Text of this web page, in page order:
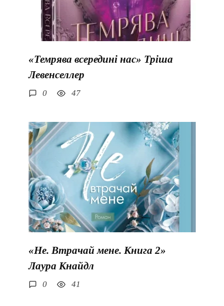
«Темрява всередині нас» Тріша
Левенселлер
0 47
«Не. Втрачай мене. Книга 2»
Лаура Кнайдл
0 41